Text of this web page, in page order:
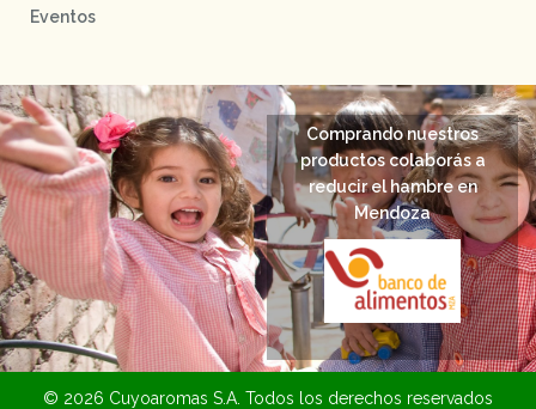
Eventos
Comprando nuestros
productos colaborás a
reducir el hambre en
Mendoza
© 2026 Cuyoaromas S.A. Todos los derechos reservados